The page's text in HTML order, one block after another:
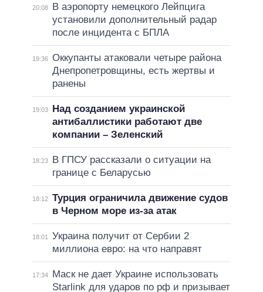
20:08
В аэропорту немецкого Лейпцига
установили дополнительный радар
после инцидента с БПЛА
19:36 Оккупанты атаковали четыре района
Днепропетровщины, есть жертвы и
ранены
19:03
Над созданием украинской
антибаллистики работают две
компании – Зеленский
18:23
В ГПСУ рассказали о ситуации на
границе с Беларусью
18:12 Турция ограничила движение судов
в Черном море из-за атак
18:01
Украина получит от Сербии 2
миллиона евро: на что направят
17:34
Маск не дает Украине использовать
Starlink для ударов по рф и призывает